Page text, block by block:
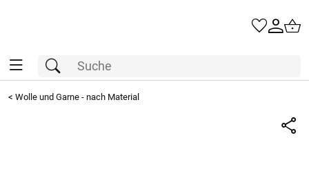
< Wolle und Garne - nach Material